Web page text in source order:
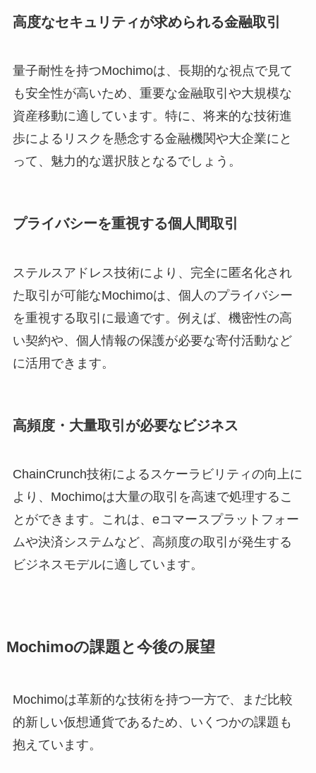
高度なセキュリティが求められる金融取引
量子耐性を持つMochimoは、長期的な視点で見て
も安全性が高いため、重要な金融取引や大規模な
資産移動に適しています。特に、将来的な技術進
歩によるリスクを懸念する金融機関や大企業にと
って、魅力的な選択肢となるでしょう。
プライバシーを重視する個人間取引
ステルスアドレス技術により、完全に匿名化され
た取引が可能なMochimoは、個人のプライバシー
を重視する取引に最適です。例えば、機密性の高
い契約や、個人情報の保護が必要な寄付活動など
に活用できます。
高頻度・大量取引が必要なビジネス
ChainCrunch技術によるスケーラビリティの向上に
より、Mochimoは大量の取引を高速で処理するこ
とができます。これは、eコマースプラットフォー
ムや決済システムなど、高頻度の取引が発生する
ビジネスモデルに適しています。
Mochimoの課題と今後の展望
Mochimoは革新的な技術を持つ一方で、まだ比較
的新しい仮想通貨であるため、いくつかの課題も
抱えています。